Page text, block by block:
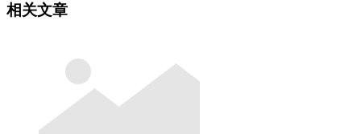
相关文章